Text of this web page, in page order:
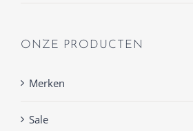
ONZE PRODUCTEN
Merken
Sale